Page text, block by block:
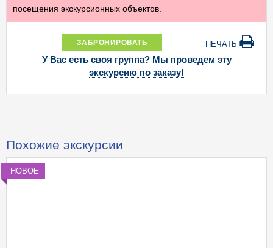
посещения экскурсионных объектов.
ЗАБРОНИРОВАТЬ ПЕЧАТЬ
У Вас есть своя группа? Мы проведем эту
экскурсию по заказу!
Похожие экскурсии
НОВОЕ